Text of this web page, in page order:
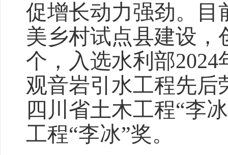
促增长动力强劲。目
美乡村试点县建设，
个，入选水利部
观音岩引水工程先后
四川省土木工程“李
工程“李冰”奖。